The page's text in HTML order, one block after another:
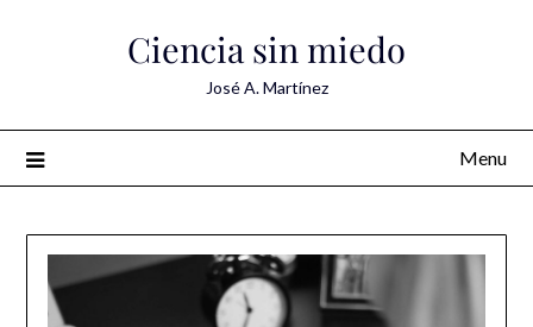
Ciencia sin miedo
José A. Martínez
Menu